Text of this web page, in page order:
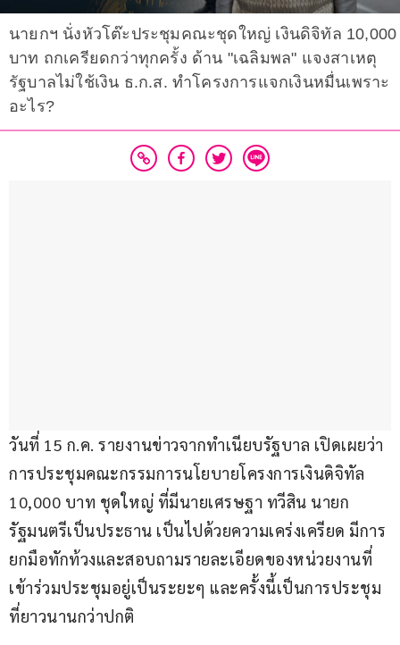
นายกฯ นั่งหัวโต๊ะประชุมคณะชุดใหญ่ เงินดิจิทัล 10,000
บาท ถกเครียดกว่าทุกครั้ง ด้าน "เฉลิมพล" แจงสาเหตุ
รัฐบาลไม่ใช้เงิน ธ.ก.ส. ทำโครงการแจกเงินหมื่นเพราะ
อะไร?
วันที่ 15 ก.ค. รายงานข่าวจากทำเนียบรัฐบาล เปิดเผยว่า
การประชุมคณะกรรมการนโยบายโครงการเงินดิจิทัล
10,000 บาท ชุดใหญ่ ที่มีนายเศรษฐา ทวีสิน นายก
รัฐมนตรีเป็นประธาน เป็นไปด้วยความเคร่งเครียด มีการ
ยกมือทักท้วงและสอบถามรายละเอียดของหน่วยงานที่
เข้าร่วมประชุมอยู่เป็นระยะๆ และครั้งนี้เป็นการประชุม
ที่ยาวนานกว่าปกติ